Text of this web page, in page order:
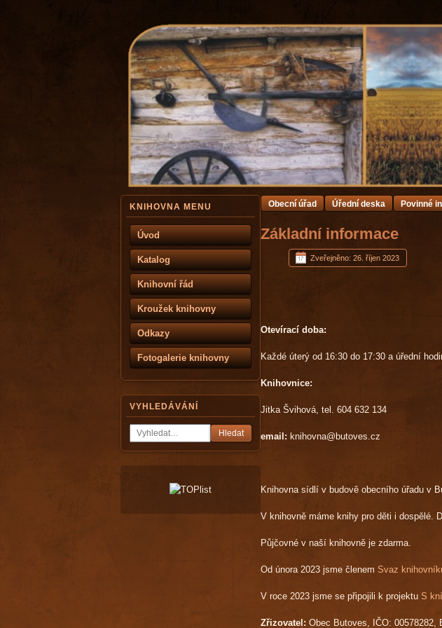
KNIHOVNA MENU
Úvod
Katalog
Knihovní řád
Kroužek knihovny
Odkazy
Fotogalerie knihovny
VYHLEDÁVÁNÍ
Hledat
Obecní úřad Úřední deska Povinné
Základní informace
Zveřejněno: 26. říjen 2023
Otevírací doba:
Každé úterý od 16:30 do 17:30 a úřední
Knihovnice:
Jitka Švihová, tel. 604 632 134
email: knihovna@butoves.cz
Knihovna sídlí v budově obecního úřadu v
V knihovně máme knihy pro děti i dospělé.
Půjčovné v naší knihovně je zdarma.
Od února 2023 jsme členem Svaz
V roce 2023 jsme se připojili k projektu S
Zřizovatel: Obec Butoves, IČO: 00578282,